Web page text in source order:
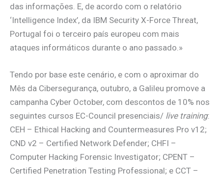
das informações. E, de acordo com o relatório
‘Intelligence Index’, da IBM Security X-Force Threat,
Portugal foi o terceiro país europeu com mais
ataques informáticos durante o ano passado.»
Tendo por base este cenário, e com o aproximar do
Mês da Cibersegurança, outubro, a Galileu promove a
campanha Cyber October, com descontos de 10% nos
seguintes cursos EC-Council presenciais/ live training:
CEH – Ethical Hacking and Countermeasures Pro v12;
CND v2 – Certified Network Defender; CHFI –
Computer Hacking Forensic Investigator; CPENT –
Certified Penetration Testing Professional; e CCT –